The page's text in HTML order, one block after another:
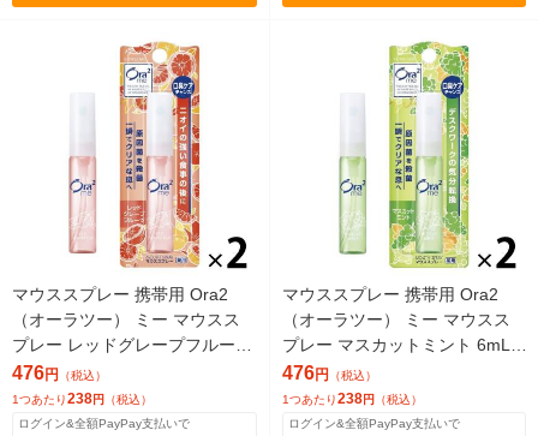
マウススプレー 携帯用 Ora2
（オーラツー） ミー マウスス
プレー レッドグレープフルーツ
6mL 1セット（2本）サンスター
トラベル
476円
（税込）
1つあたり238円 （税込）
ログイン&全額PayPay支払いで
マウススプレー 携帯用 Ora2
（オーラツー） ミー マウスス
プレー マスカットミント 6mL 1
セット（2本）サンスター 口臭
トラベル
476円
（税込）
1つあたり238円 （税込）
ログイン&全額PayPay支払いで